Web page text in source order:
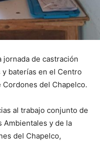
jornada de castración
baterías en el Centro
del Chapelco.
al trabajo conjunto de
Ambientales y de la
del Chapelco,